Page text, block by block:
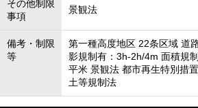
その他制限
事項
景観法
備考・制限
等
第一種高度地区 22条区域 道
影規制有：3h-2h/4m 面積規
平米 景観法 都市再生特別措
土等規制法